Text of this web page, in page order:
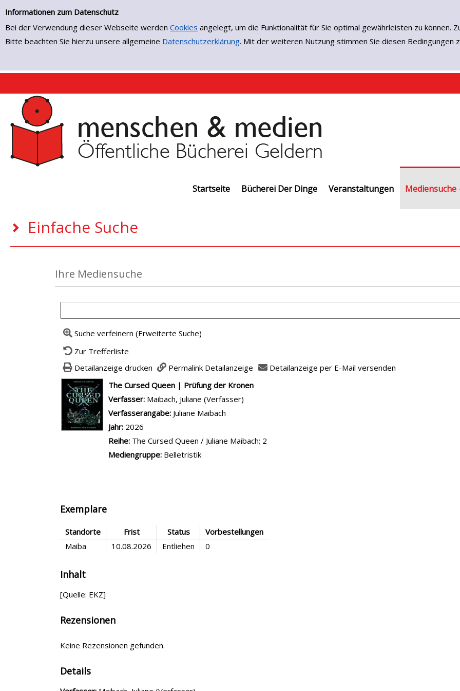
Einfache Suche
Informationen zum Datenschutz
Bei der Verwendung dieser Webseite werden Cookies angelegt, um die Funktionalität für Sie optimal gewährleisten zu
Bitte beachten Sie hierzu unsere allgemeine Datenschutzerklärung. Mit der weiteren Nutzung stimmen Sie diesen Bedingungen
Zur Detailanzeige springen
Startseite Bücherei Der Dinge Veranstaltungen Einfache
Erweiterte
EMedien
Mediensuche
Einfache Suche
Ihre Mediensuche
Suche verfeinern (Erweiterte Suche)
Zur Trefferliste
Detailanzeige drucken
Permalink Detailanzeige Detailanzeige per E-Mail versenden
wird in neuem Tab geöffnet
The Cursed Queen | Prüfung der Kronen
Verfasser: Suche nach diesem Verfasser
Maibach, Juliane (Verfasser)
Verfasserangabe: Juliane Maibach
Jahr: 2026
Reihe: The Cursed Queen / Juliane Maibach; 2
Mediengruppe: Belletristik
Exemplare
Standorte Frist Status
Vorbestellungen
Maiba
10.08.2026 Entliehen 0
Inhalt
[Quelle: EKZ]
Rezensionen
Keine Rezensionen gefunden.
Details